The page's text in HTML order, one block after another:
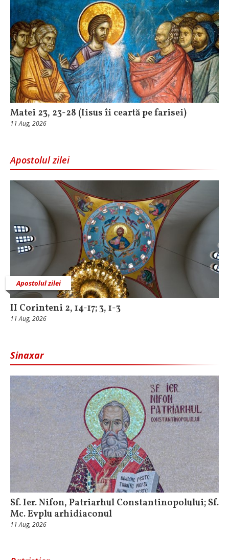
Matei 23, 23-28 (Iisus îi ceartă pe farisei)
11 Aug, 2026
Apostolul zilei
Apostolul zilei
II Corinteni 2, 14-17; 3, 1-3
11 Aug, 2026
Sinaxar
Sf. Ier. Nifon, Patriarhul Constantinopolului; Sf.
Mc. Evplu arhidiaconul
11 Aug, 2026